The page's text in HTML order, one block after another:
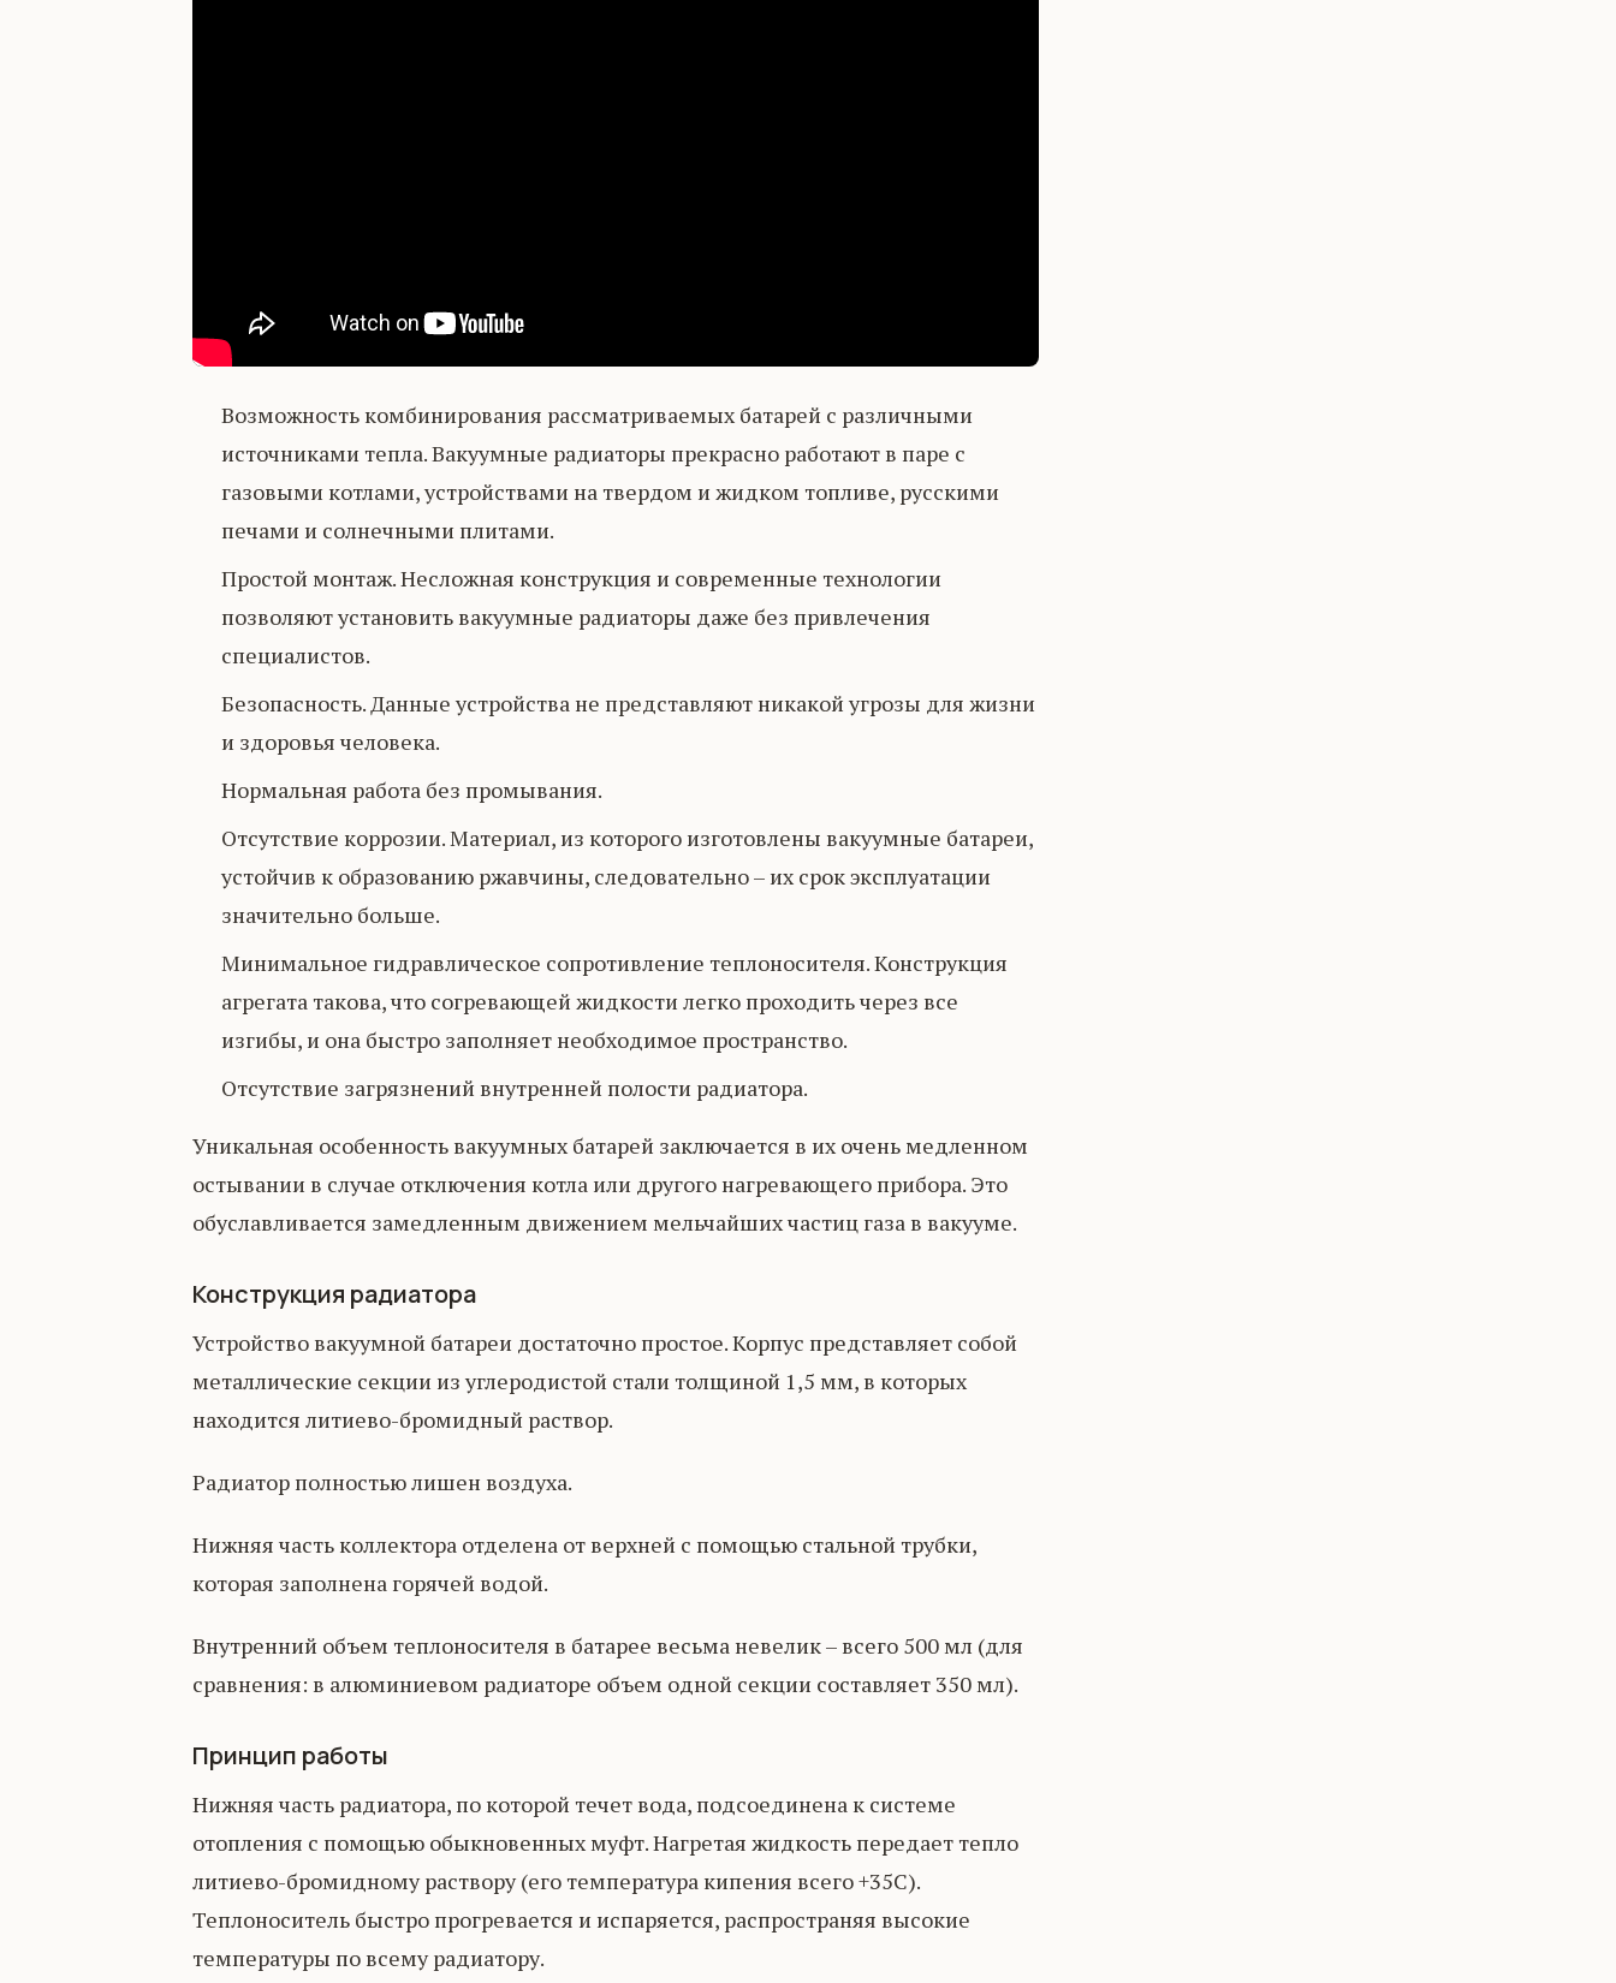
Возможность комбинирования рассматриваемых батарей с различными
источниками тепла. Вакуумные радиаторы прекрасно работают в паре с
газовыми котлами, устройствами на твердом и жидком топливе, русскими
печами и солнечными плитами.
Простой монтаж. Несложная конструкция и современные технологии
позволяют установить вакуумные радиаторы даже без привлечения
специалистов.
Безопасность. Данные устройства не представляют никакой угрозы для жизни
и здоровья человека.
Нормальная работа без промывания.
Отсутствие коррозии. Материал, из которого изготовлены вакуумные батареи,
устойчив к образованию ржавчины, следовательно – их срок эксплуатации
значительно больше.
Минимальное гидравлическое сопротивление теплоносителя. Конструкция
агрегата такова, что согревающей жидкости легко проходить через все
изгибы, и она быстро заполняет необходимое пространство.
Отсутствие загрязнений внутренней полости радиатора.
Уникальная особенность вакуумных батарей заключается в их очень медленном
остывании в случае отключения котла или другого нагревающего прибора. Это
обуславливается замедленным движением мельчайших частиц газа в вакууме.
Конструкция радиатора
Устройство вакуумной батареи достаточно простое. Корпус представляет собой
металлические секции из углеродистой стали толщиной 1,5 мм, в которых
находится литиево-бромидный раствор.
Радиатор полностью лишен воздуха.
Нижняя часть коллектора отделена от верхней с помощью стальной трубки,
которая заполнена горячей водой.
Внутренний объем теплоносителя в батарее весьма невелик – всего 500 мл (для
сравнения: в алюминиевом радиаторе объем одной секции составляет 350 мл).
Принцип работы
Нижняя часть радиатора, по которой течет вода, подсоединена к системе
отопления с помощью обыкновенных муфт. Нагретая жидкость передает тепло
литиево-бромидному раствору (его температура кипения всего +35С).
Теплоноситель быстро прогревается и испаряется, распространяя высокие
температуры по всему радиатору.